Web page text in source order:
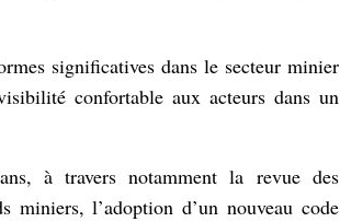
significatives dans le secteur minier
confortable aux acteurs dans un
à travers notamment la revue des
l’adoption d’un nouveau code